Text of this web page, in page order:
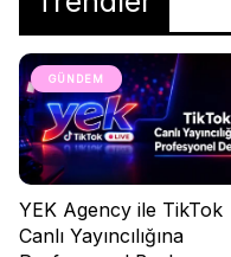
GÜNDEM
YEK Agency ile TikTok
Canlı Yayıncılığına